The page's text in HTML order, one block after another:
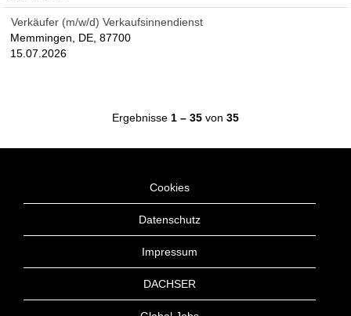
Verkäufer (m/w/d) Verkaufsinnendienst
Memmingen, DE, 87700
15.07.2026
Ergebnisse 1 – 35 von 35
Cookies
Datenschutz
Impressum
DACHSER